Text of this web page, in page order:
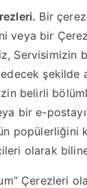
Bir
veya bir
Servisimizin
belirli
bir e-
popülerliğini
olarak
Çerezleri